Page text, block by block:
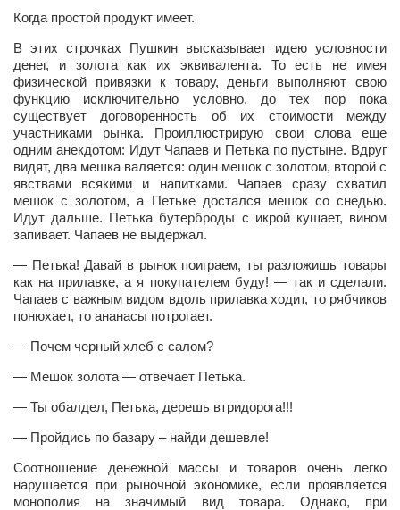
Режиссёры
Художники
Надія Белокур
Анна Гидора
Леонтий Костур
Римма Миленкова
Ирина Проценко
Александр Садовский
Анна Черненко
Марина Фенота
Гостиная
Он и Она
Конкурсы
Фестиваль. Конкурс «Колибри» 2017
Конкурс «Колибри» 2016
Конкурс «Колибри» 2015
Когда простой продукт имеет.
В этих строчках Пушкин высказывает идею условности
денег, и золота как их эквивалента. То есть не имея
физической привязки к товару, деньги выполняют свою
функцию исключительно условно, до тех пор пока
существует договоренность об их стоимости между
участниками рынка. Проиллюстрирую свои слова еще
одним анекдотом: Идут Чапаев и Петька по пустыне. Вдруг
видят, два мешка валяется: один мешок с золотом, второй с
явствами всякими и напитками. Чапаев сразу схватил
мешок с золотом, а Петьке достался мешок со снедью.
Идут дальше. Петька бутерброды с икрой кушает, вином
запивает. Чапаев не выдержал.
— Петька! Давай в рынок поиграем, ты разложишь товары
как на прилавке, а я покупателем буду! ­— так и сделали.
Чапаев с важным видом вдоль прилавка ходит, то рябчиков
понюхает, то ананасы потрогает.
— Почем черный хлеб с салом?
— Мешок золота — отвечает Петька.
— Ты обалдел, Петька, дерешь втридорога!!!
— Пройдись по базару – найди дешевле!
Соотношение денежной массы и товаров очень легко
нарушается при рыночной экономике, если проявляется
монополия на значимый вид товара. Однако, при